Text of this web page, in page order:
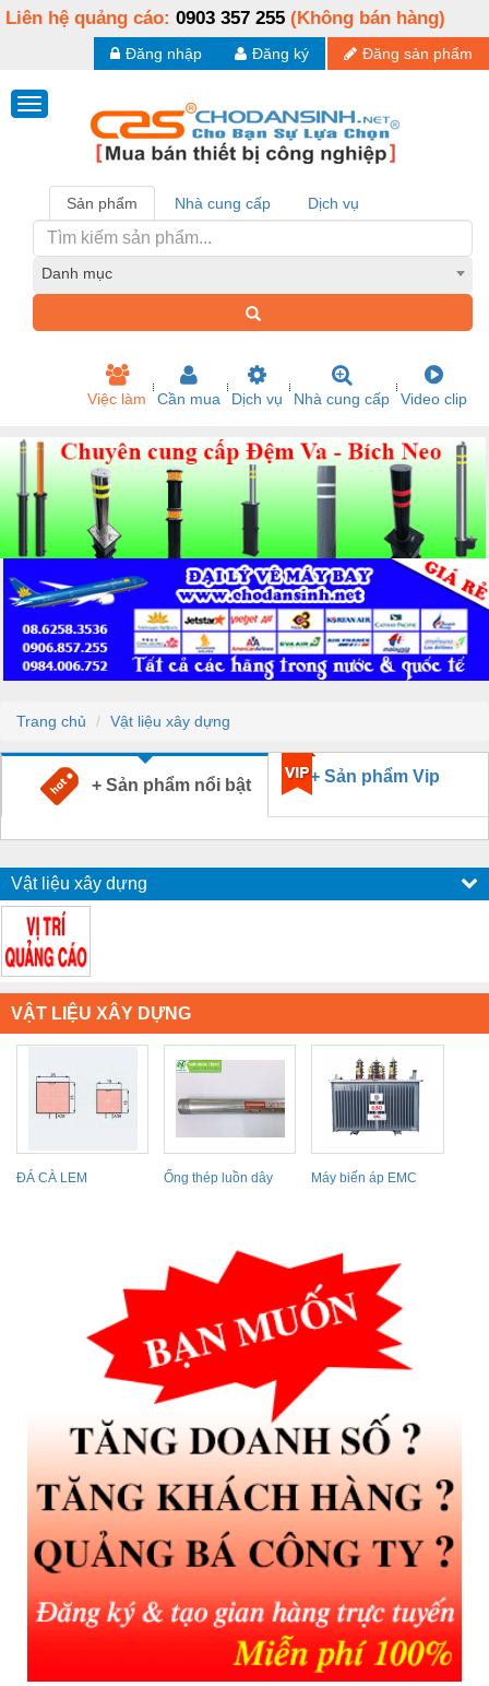
Liên hệ quảng cáo: 0903 357 255 (Không bán hàng)
Đăng sản phẩm
Đăng ký
Đăng nhập
Sản phẩm Nhà cung cấp Dịch vụ
Danh mục
Việc làm Cần mua Dịch vụ Nhà cung cấp Video clip
Trang chủ Vật liệu xây dựng
+ Sản phẩm nổi bật + Sản phẩm Vip
Vật liệu xây dựng
VẬT LIỆU XÂY DỰNG
ĐÁ CÀ LEM
Ống thép luồn dây
Máy biến áp EMC